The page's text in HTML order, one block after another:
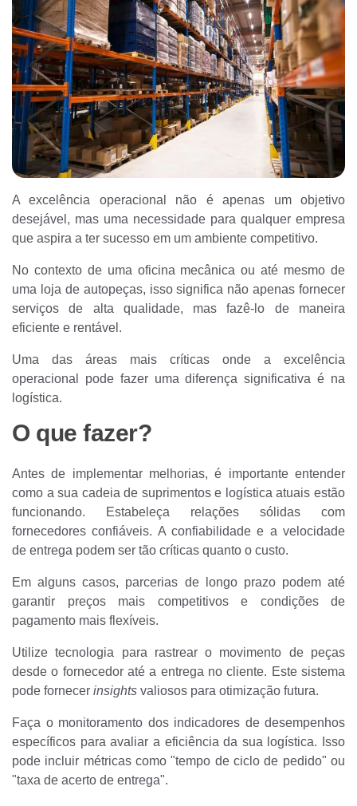
A excelência operacional não é apenas um objetivo
desejável, mas uma necessidade para qualquer empresa
que aspira a ter sucesso em um ambiente competitivo.
No contexto de uma oficina mecânica ou até mesmo de
uma loja de autopeças, isso significa não apenas fornecer
serviços de alta qualidade, mas fazê-lo de maneira
eficiente e rentável.
Uma das áreas mais críticas onde a excelência
operacional pode fazer uma diferença significativa é na
logística.
O que fazer?
Antes de implementar melhorias, é importante entender
como a sua cadeia de suprimentos e logística atuais estão
funcionando.
Estabeleça relações sólidas com
fornecedores confiáveis. A confiabilidade e a velocidade
de entrega podem ser tão críticas quanto o custo.
Em alguns casos, parcerias de longo prazo podem até
garantir preços mais competitivos e condições de
pagamento mais flexíveis.
Utilize tecnologia para rastrear o movimento de peças
desde o fornecedor até a entrega no cliente. Este sistema
pode fornecer insights valiosos para otimização futura.
Faça o monitoramento dos indicadores de desempenhos
específicos para avaliar a eficiência da sua logística. Isso
pode incluir métricas como "tempo de ciclo de pedido" ou
"taxa de acerto de entrega".